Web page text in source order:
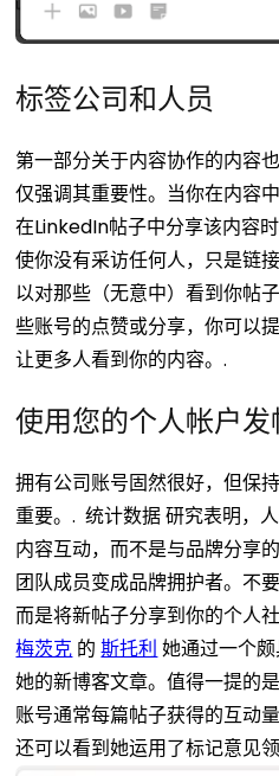
标签公司和人员
第一部分关于内容协作的内容
仅强调其重要性。当你在内容
在LinkedIn帖子中分享该内容
使你没有采访任何人，只是链
以对那些（无意中）看到你帖
些账号的点赞或分享，你可以
让更多人看到你的内容。.
使用您的个人帐户发
拥有公司账号固然很好，但保
重要。. 统计数据研究表明，
内容互动，而不是与品牌分享
团队成员变成品牌拥护者。不
而是将新帖子分享到你的个人
梅茨克 的斯托利 她通过一个
她的新博客文章。值得一提的
账号通常每篇帖子获得的互动
还可以看到她运用了标记意见